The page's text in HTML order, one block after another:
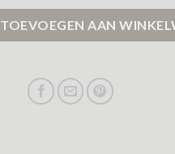
TOEVOEGEN AAN